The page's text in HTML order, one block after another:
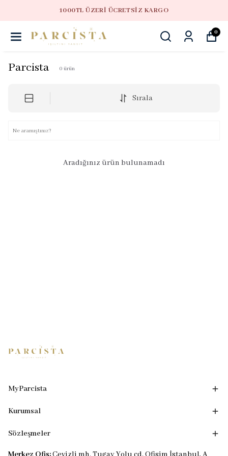
1000TL ÜZERI ÜCRETSIZ KARGO
0
Parcista 0 ürün
Sırala
Aradığınız ürün bulunamadı
MyParcista
Kurumsal
Sözleşmeler